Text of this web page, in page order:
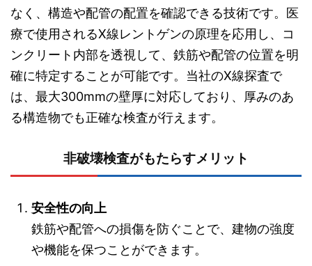
なく、構造や配管の配置を確認できる技術です。医
療で使用されるX線レントゲンの原理を応用し、コ
ンクリート内部を透視して、鉄筋や配管の位置を明
確に特定することが可能です。当社のX線探査で
は、最大300mmの壁厚に対応しており、厚みのあ
る構造物でも正確な検査が行えます。
非破壊検査がもたらすメリット
安全性の向上
鉄筋や配管への損傷を防ぐことで、建物の強度
や機能を保つことができます。